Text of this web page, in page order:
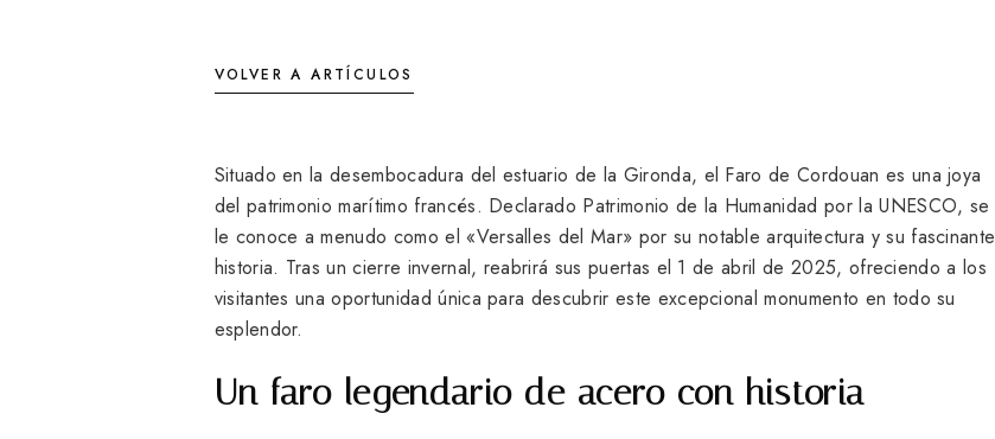
VOLVER A ARTÍCULOS
Situado en la desembocadura del estuario de la Gironda, el Faro de Cordouan es una joya
del patrimonio marítimo francés. Declarado Patrimonio de la Humanidad por la UNESCO, se
le conoce a menudo como el «Versalles del Mar» por su notable arquitectura y su fascinante
historia. Tras un cierre invernal, reabrirá sus puertas el 1 de abril de 2025, ofreciendo a los
visitantes una oportunidad única para descubrir este excepcional monumento en todo su
esplendor.
Un faro legendario de acero con historia